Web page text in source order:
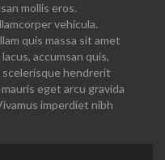
mollis eros.
vehicula.
quis massa sit amet
accumsan quis,
scelerisque hendrerit
eget arcu gravida
imperdiet nibh